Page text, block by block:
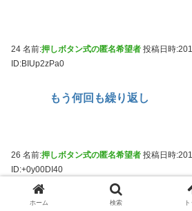
24 名前:押しボタン式の匿名希望者 投稿日時
ID:BIUp2zPa0
もう何回も繰り返し
26 名前:押しボタン式の匿名希望者 投稿日時
ID:+0y00DI40
法の支配を望むパヨクが反
ホーム 検索